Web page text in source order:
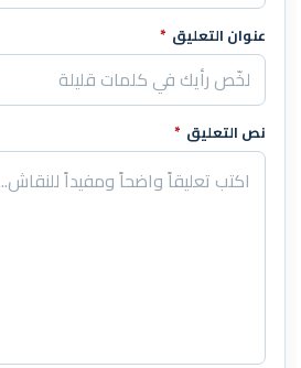
عنوان التعليق *
نص التعليق *